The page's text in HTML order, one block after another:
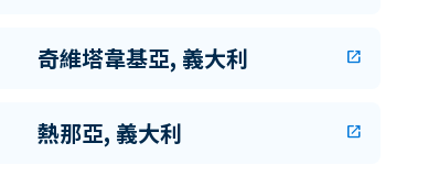
奇維塔韋基亞, 義大利 open_in_new
熱那亞, 義大利 open_in_new